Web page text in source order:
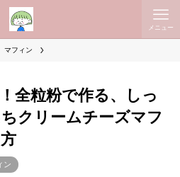
メニュー
マフィン
全粒粉で作る、しっ
クリームチーズマフ
ン